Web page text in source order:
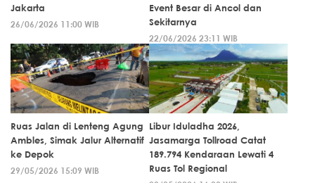
Jakarta
26/06/2026 11:00 WIB
Event Besar di Ancol dan
Sekitarnya
22/06/2026 23:11 WIB
Ruas Jalan di Lenteng Agung
Ambles, Simak Jalur Alternatif
ke Depok
29/05/2026 15:09 WIB
Libur Iduladha 2026,
Jasamarga Tollroad Catat
189.794 Kendaraan Lewati 4
Ruas Tol Regional